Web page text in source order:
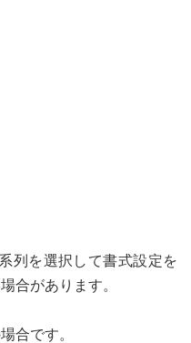
列を選択して書式設定を
合があります。
合です。